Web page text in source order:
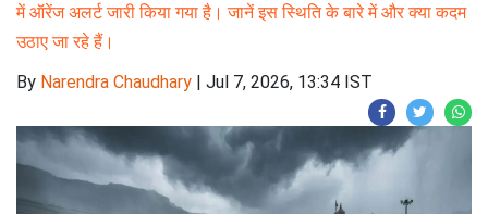
में ऑरेंज अलर्ट जारी किया गया है। जानें इस स्थिति के बारे में और क्या कदम
उठाए जा रहे हैं।
By Narendra Chaudhary | Jul 7, 2026, 13:34 IST